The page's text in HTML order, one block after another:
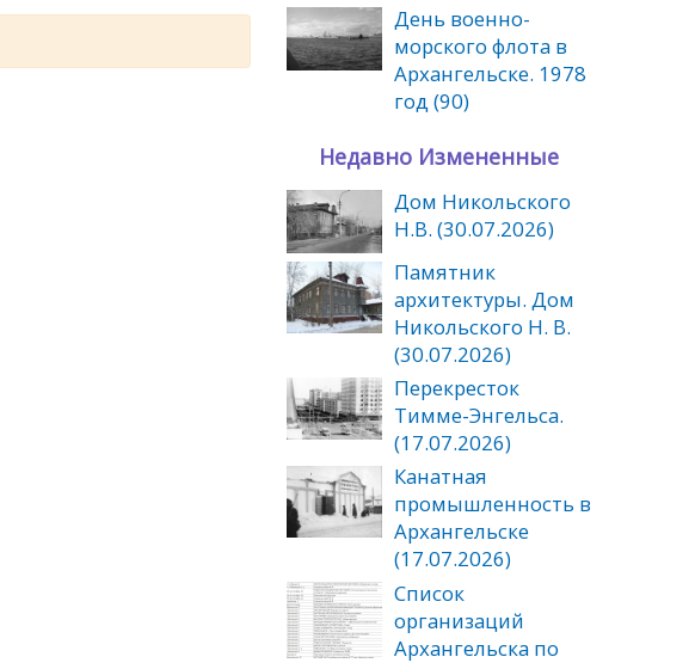
День военно-
морского флота в
Архангельске. 1978
год (90)
Недавно Измененные
Дом Никольского
Н.В. (30.07.2026)
Памятник
архитектуры. Дом
Никольского Н. В.
(30.07.2026)
Перекресток
Тимме-Энгельса.
(17.07.2026)
Канатная
промышленность в
Архангельске
(17.07.2026)
Список
организаций
Архангельска по